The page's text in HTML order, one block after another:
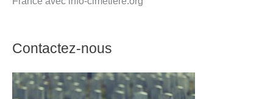
Contactez-nous